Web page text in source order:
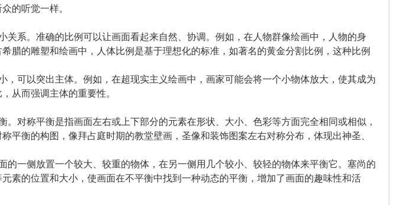
的听觉一样。
系。准确的比例可以让画面看起来自然、协调。例如，在人物群像绘画中，人物的身
腊的雕塑和绘画中，人体比例是基于理想化的标准，如著名的黄金分割比例，这种比例
可以突出主体。例如，在超现实主义绘画中，画家可能会将一个小物体放大，使其成为
从而强调主体的重要性。
对称平衡是指画面左右或上下部分的元素在形状、大小、色彩等方面完全相同或相似，
平衡的构图，像拜占庭时期的教堂壁画，圣像和装饰图案左右对称分布，体现出神圣、
一侧放置一个较大、较重的物体，在另一侧用几个较小、较轻的物体来平衡它。塞尚的
素的位置和大小，使画面在不平衡中找到一种动态的平衡，增加了画面的趣味性和活